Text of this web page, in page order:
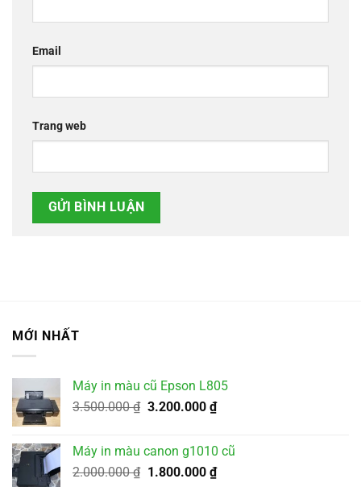
Email
Trang web
MỚI NHẤT
Máy in màu cũ Epson L805
3.500.000₫ Giá
3.500.000 ₫.
3.200.000 ₫Giá
là:
3.200.000 ₫.
Máy in màu canon g1010 cũ
2.000.000₫ Giá
1.800.000 ₫Giá